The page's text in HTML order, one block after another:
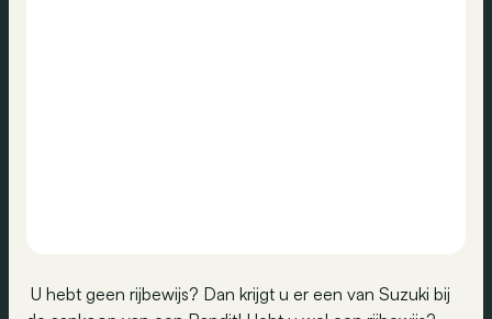
U hebt geen rijbewijs? Dan krijgt u er een van Suzuki bij